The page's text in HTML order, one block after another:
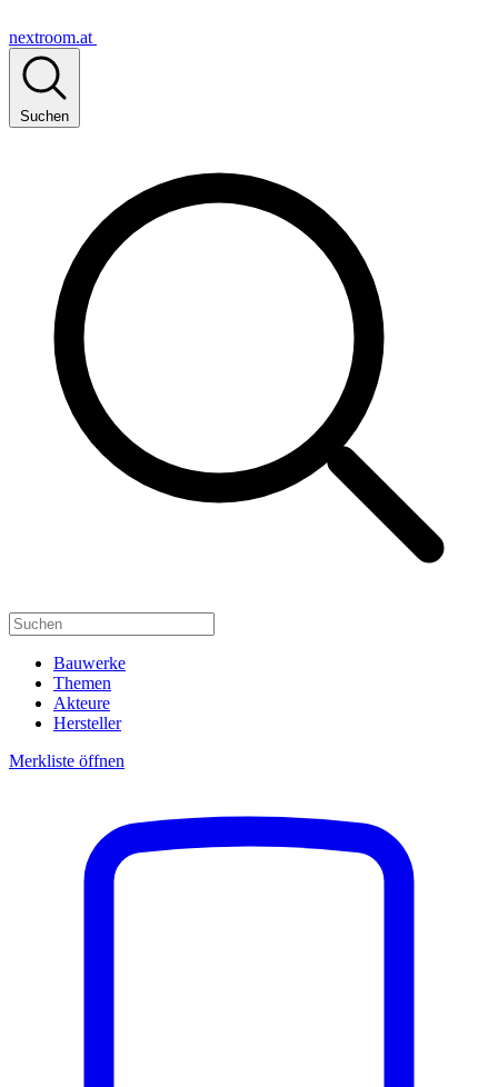
nextroom.at
Suchen
Bauwerke
Themen
Akteure
Hersteller
Merkliste öffnen